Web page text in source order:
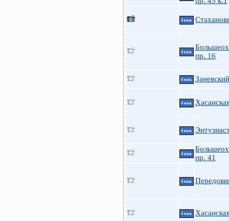
4 ккв.
4 ккв.
пр. 16
4 ккв.
4 ккв.
4 ккв.
4 ккв.
пр. 41
4 ккв.
4 ккв.